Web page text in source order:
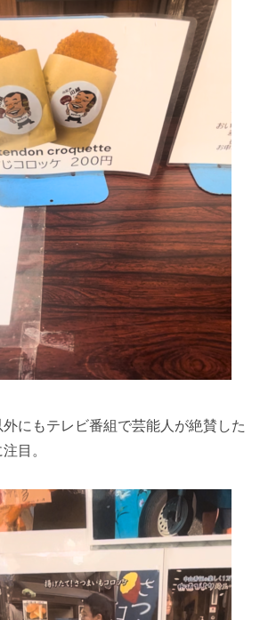
にもテレビ番組で芸能人が絶賛した
目。